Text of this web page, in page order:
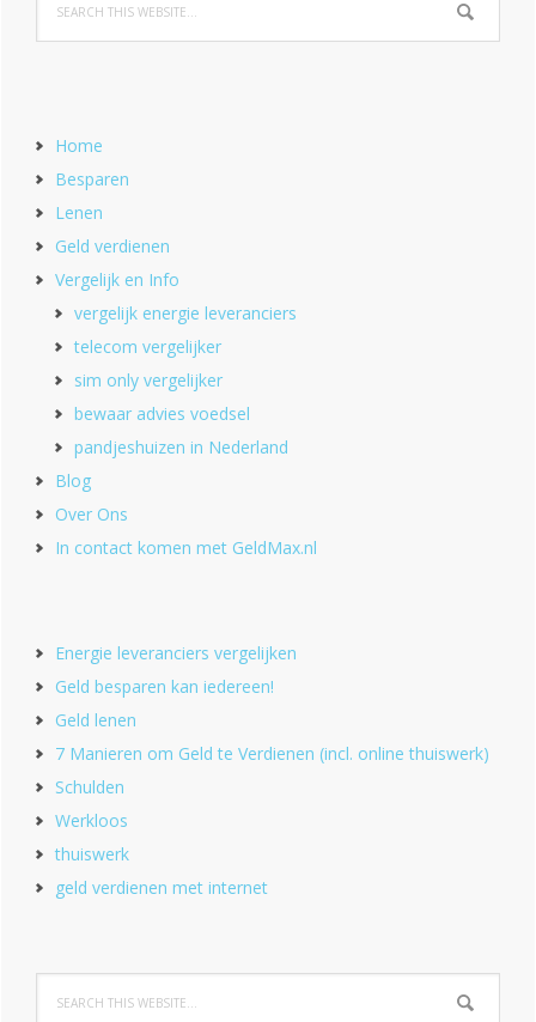
Home
Besparen
Lenen
Geld verdienen
Vergelijk en Info
vergelijk energie leveranciers
telecom vergelijker
sim only vergelijker
bewaar advies voedsel
pandjeshuizen in Nederland
Blog
Over Ons
In contact komen met GeldMax.nl
Energie leveranciers vergelijken
Geld besparen kan iedereen!
Geld lenen
7 Manieren om Geld te Verdienen (incl. online thuiswerk)
Schulden
Werkloos
thuiswerk
geld verdienen met internet